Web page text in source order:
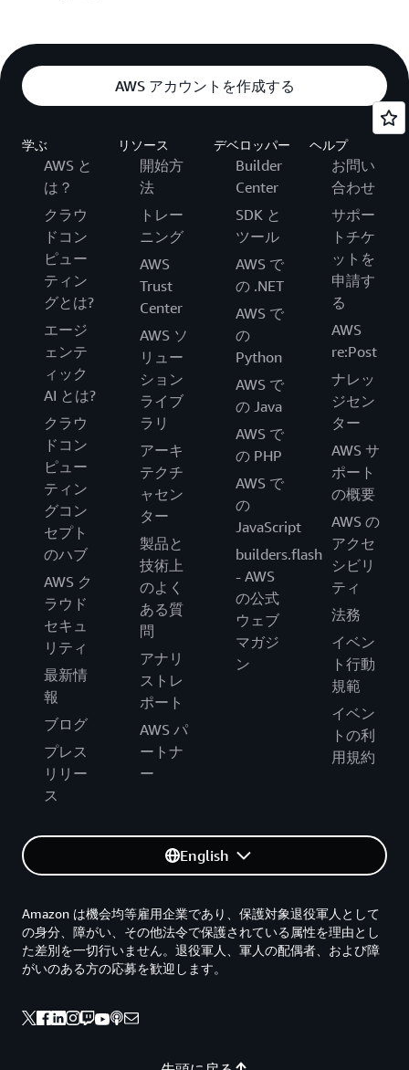
AWS アカウントを作成する
学ぶ
AWS と
は？
クラウ
ドコン
ピュー
ティン
グとは?
エージ
ェンテ
ィック
AI とは?
クラウ
ドコン
ピュー
ティン
グコン
セプト
のハブ
AWS ク
ラウド
セキュ
リティ
最新情
報
ブログ
プレス
リリー
ス
リソース
開始方
法
トレー
ニング
AWS
Trust
Center
AWS ソ
リュー
ション
ライブ
ラリ
アーキ
テクチ
ャセン
ター
製品と
技術上
のよく
ある質
問
アナリ
ストレ
ポート
AWS パ
ートナ
ー
デベロッパー
Builder
Center
SDK と
ツール
AWS で
の .NET
AWS で
の
Python
AWS で
の Java
AWS で
の PHP
AWS で
の
JavaScript
builders.flash
- AWS
の公式
ウェブ
マガジ
ン
ヘルプ
お問い
合わせ
サポー
トチケ
ットを
申請す
る
AWS
re:Post
ナレッ
ジセン
ター
AWS サ
ポート
の概要
AWS の
アクセ
シビリ
ティ
法務
イベン
ト行動
規範
イベン
トの利
用規約
English
Amazon は機会均等雇用企業であり、保護対象退役軍人として
の身分、障がい、その他法令で保護されている属性を理由とし
た差別を一切行いません。退役軍人、軍人の配偶者、および障
がいのある方の応募を歓迎します。